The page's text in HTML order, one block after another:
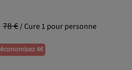
78 €/ Cure 1 pour personne
économisez 4€